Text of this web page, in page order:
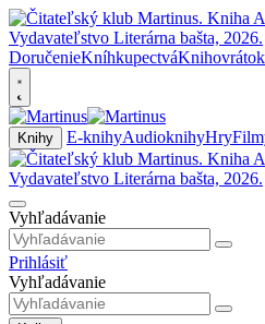
DoručenieKníhkupectváKnihovrátok
Knihy E-knihyAudioknihyHry
Vyhľadávanie
Prihlásiť
Vyhľadávanie